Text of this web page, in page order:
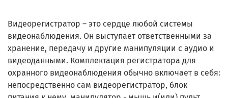
Видеорегистратор – это сердце любой системы
видеонаблюдения. Он выступает ответственными за
хранение, передачу и другие манипуляции с аудио и
видеоданными. Комплектация регистратора для
охранного видеонаблюдения обычно включает в себя:
непосредственно сам видеорегистратор, блок